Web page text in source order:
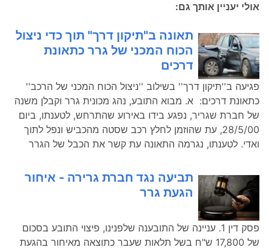
אולי יעניין אותך גם:
תאונה ב"תיקון דרך" תוך כדי ניצול
הכוח המכני של גרר כתאונת
דרכים
פגיעה ב''תיקון דרך'' בשילוב ''ניצול הכוח המכני של הרכב''
כתאונת דרכים: א. מבוא התובע, נהג מכונית גרר וקבלן משנה
של חברת שגריר, נפגע בידו באירוע שהתרחש, לטענתו, ביום
28/5/00, עת שהוזמן לחלץ רכב שסטה מהכביש ונפל לתוך
ואדי. לטענתו, נגרמה התאונה עת קשר את הכבל של הגרר
תביעה נגד חברת גרירה - איחור
הגעת גרר
פסק דין 1. עניינה של התובענה שלפנינו, פיצוי התובע בסכום
של 17,800 ש"ח בשל תלאות שעבר כתוצאה מאיחור בהגעת